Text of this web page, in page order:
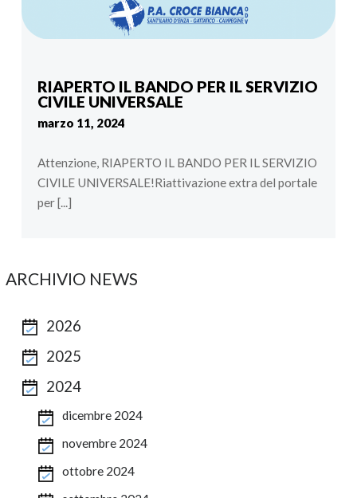
RIAPERTO IL BANDO PER IL SERVIZIO
CIVILE UNIVERSALE
marzo 11, 2024
Attenzione, RIAPERTO IL BANDO PER IL SERVIZIO
CIVILE UNIVERSALE!Riattivazione extra del portale
per [...]
ARCHIVIO NEWS
2026
2025
2024
dicembre 2024
novembre 2024
ottobre 2024